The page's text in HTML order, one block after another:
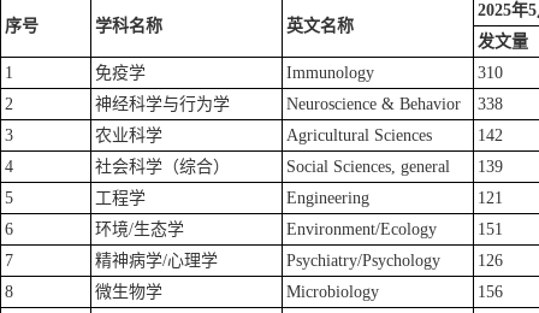
序号 学科名称 英文名称
2025年
发文量
1
免疫学 Immunology
310
2
神经科学与行为学 Neuroscience & Behavior
338
3
农业科学 Agricultural Sciences
142
4
社会科学（综合） Social Sciences, general
139
5
工程学 Engineering
121
6
环境/生态学 Environment/Ecology
151
7
精神病学/心理学 Psychiatry/Psychology
126
8
微生物学 Microbiology
156